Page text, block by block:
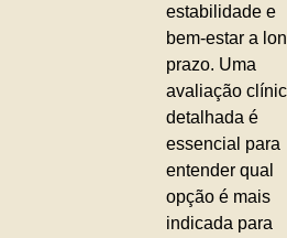
estabilidade e
bem-estar a
prazo. Uma
avaliação
detalhada é
essencial para
entender qual
opção é mais
indicada para